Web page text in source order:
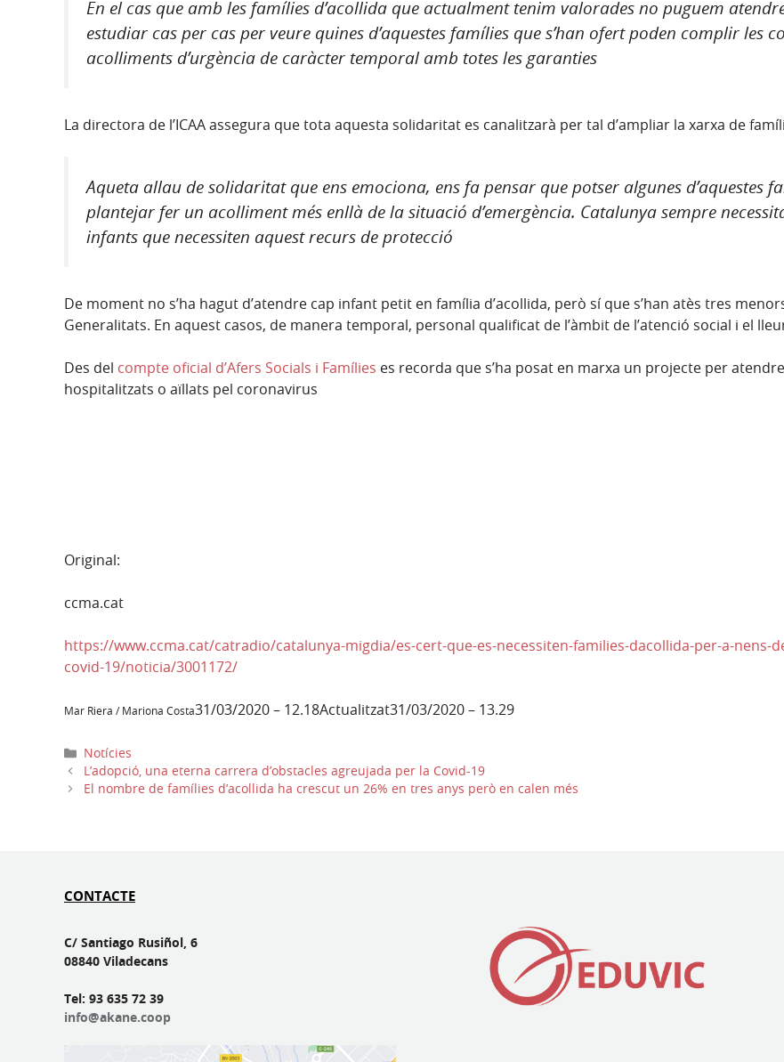
En el cas que amb les famílies d’acollida que actualment tenim valorades no puguem
estudiar cas per cas per veure quines d’aquestes famílies que s’han ofert poden complir les
acolliments d’urgència de caràcter temporal amb totes les garanties​
La directora de l’ICAA assegura que tota aquesta solidaritat es canalitzarà per tal d’ampliar la xarxa de
Aqueta allau de solidaritat que ens emociona, ens fa pensar que potser algunes d’aquestes
plantejar fer un acolliment més enllà de la situació d’emergència. Catalunya sempre
infants que necessiten aquest recurs de protecció
De moment no s’ha hagut d’atendre cap infant petit en família d’acollida, però sí que s’han atès tres
Generalitats. En aquest casos, de manera temporal, personal qualificat de l’àmbit de l’atenció social i el
Des del compte oficial d’Afers Socials i Famílies es recorda que s’ha posat en marxa un projecte per
hospitalitzats o aïllats pel coronavirus
Original:
ccma.cat
https://www.ccma.cat/catradio/catalunya-migdia/es-cert-que-es-necessiten-families-dacollida-per-a-nens-
covid-19/noticia/3001172/
Mar Riera / Mariona Costa31/03/2020 – 12.18Actualitzat31/03/2020 – 13.29
Categories
Notícies
L’adopció, una eterna carrera d’obstacles agreujada per la Covid-19
El nombre de famílies d’acollida ha crescut un 26% en tres anys però en calen més
CONTACTE
C/ Santiago Rusiñol, 6
08840 Viladecans
Tel: 93 635 72 39
info@akane.coop